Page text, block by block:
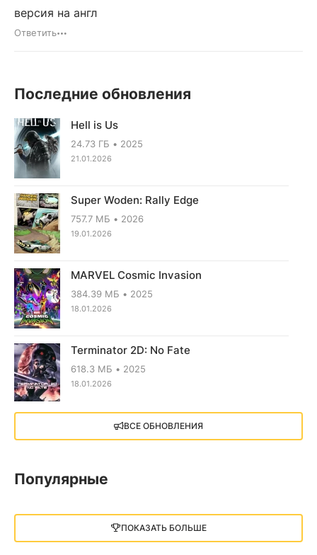
версия на англ
Ответить
Последние обновления
Hell is Us
24.73 ГБ 2025
21.01.2026
Super Woden: Rally Edge
757.7 МБ 2026
19.01.2026
MARVEL Cosmic Invasion
384.39 МБ 2025
18.01.2026
Terminator 2D: No Fate
618.3 МБ 2025
18.01.2026
X4: Foundations (2018)
13.73 GB 2018
13 ГБ 2025
ВСЕ ОБНОВЛЕНИЯ
Популярные
ПОКАЗАТЬ БОЛЬШЕ